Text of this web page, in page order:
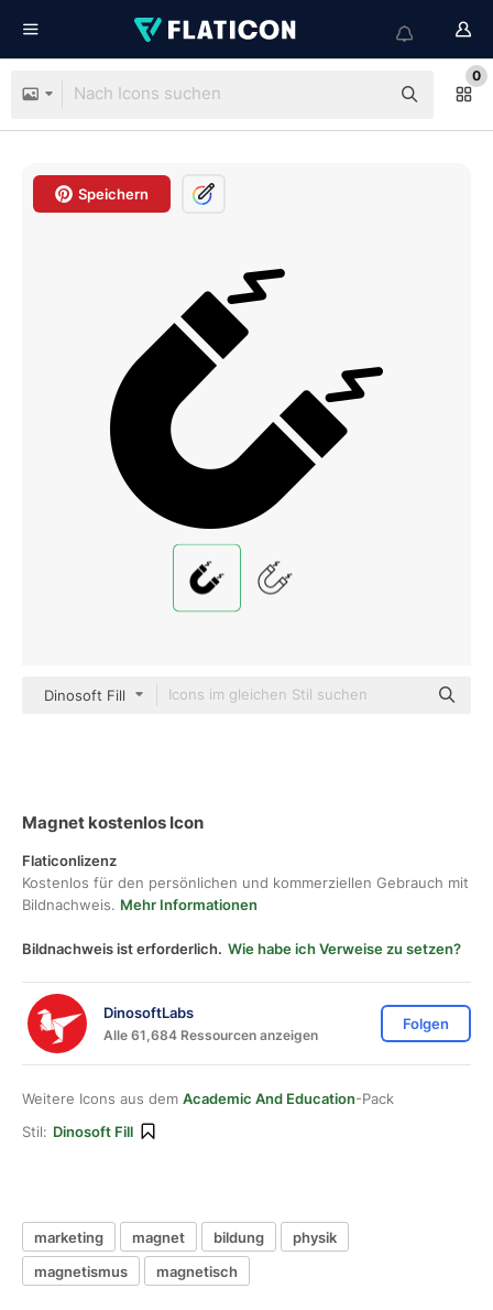
0
Speichern
Dinosoft Fill
Magnet kostenlos Icon
Flaticonlizenz
Kostenlos für den persönlichen und kommerziellen Gebrauch mit
Bildnachweis. Mehr Informationen
Bildnachweis ist erforderlich. Wie habe ich Verweise zu setzen?
DinosoftLabs
Alle 61,684 Ressourcen anzeigen
Folgen
Weitere Icons aus dem Academic And Education-Pack
Stil: Dinosoft Fill
marketing magnet bildung
physik
magnetismus
magnetisch